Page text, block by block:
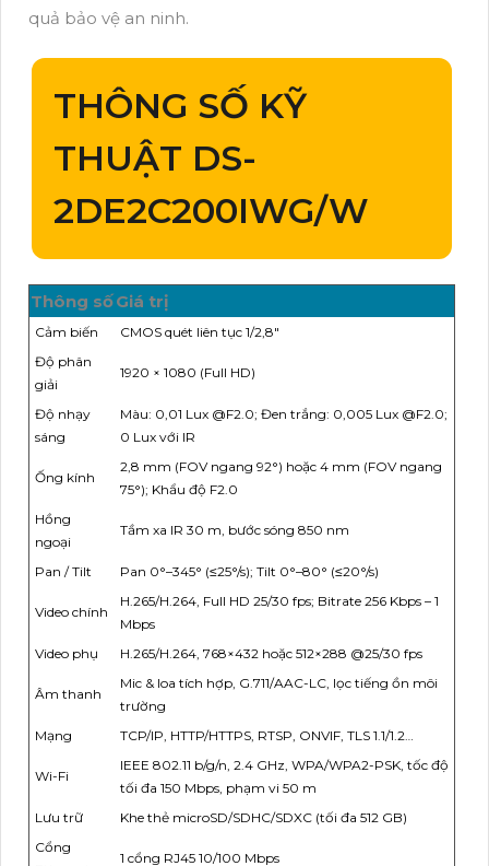
quả bảo vệ an ninh.
THÔNG SỐ KỸ
THUẬT DS-
2DE2C200IWG/W
Thông sốGiá trị
Cảm biến
CMOS quét liên tục 1/2,8"
Độ phân
giải
1920 × 1080 (Full HD)
Độ nhạy
sáng
Màu: 0,01 Lux @F2.0; Đen trắng: 0,005 Lux @F2.0;
0 Lux với IR
Ống kính
2,8 mm (FOV ngang 92°) hoặc 4 mm (FOV ngang
75°); Khẩu độ F2.0
Hồng
ngoại
Tầm xa IR 30 m, bước sóng 850 nm
Pan / Tilt Pan 0°–345° (≤25°/s); Tilt 0°–80° (≤20°/s)
Video chính
H.265/H.264, Full HD 25/30 fps; Bitrate 256 Kbps – 1
Mbps
Video phụ
H.265/H.264, 768×432 hoặc 512×288 @25/30 fps
Âm thanh
Mic & loa tích hợp, G.711/AAC-LC, lọc tiếng ồn môi
trường
Mạng
TCP/IP, HTTP/HTTPS, RTSP, ONVIF, TLS 1.1/1.2…
Wi-Fi
IEEE 802.11 b/g/n, 2.4 GHz, WPA/WPA2-PSK, tốc độ
tối đa 150 Mbps, phạm vi 50 m
Lưu trữ
Khe thẻ microSD/SDHC/SDXC (tối đa 512 GB)
Cổng
1 cổng RJ45 10/100 Mbps